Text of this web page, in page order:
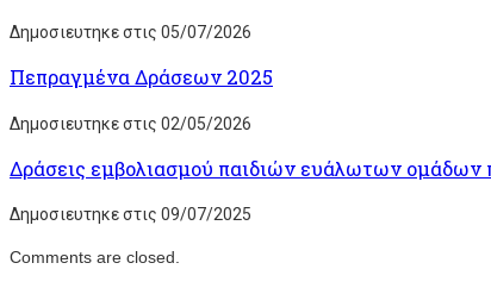
Δημοσιευτηκε στις 05/07/2026
Πεπραγμένα Δράσεων 2025
Δημοσιευτηκε στις 02/05/2026
Δράσεις εμβολιασμού παιδιών ευάλωτων ομάδων
Δημοσιευτηκε στις 09/07/2025
Comments are closed.